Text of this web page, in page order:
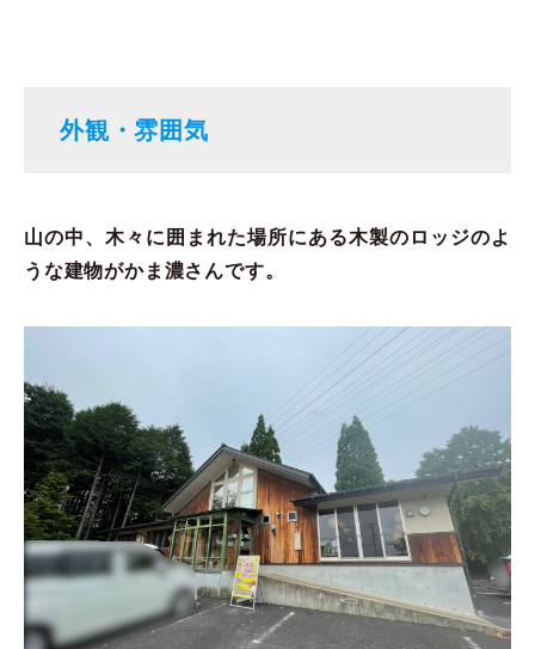
外観・雰囲気
山の中、木々に囲まれた場所にある木製のロッジのよ
うな建物がかま濃さんです。